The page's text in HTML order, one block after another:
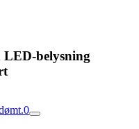
belysning
0